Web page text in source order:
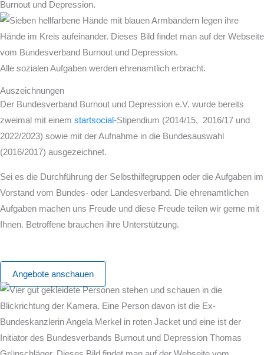
Alle sozialen Aufgaben werden ehrenamtlich erbracht.
Auszeichnungen
Der Bundesverband Burnout und Depression e.V. wurde bereits
zweimal mit einem startsocial-Stipendium (2014/15, 2016/17 und
2022/2023) sowie mit der Aufnahme in die Bundesauswahl
(2016/2017) ausgezeichnet.
Sei es die Durchführung der Selbsthilfegruppen oder die Aufgaben im
Vorstand vom Bundes- oder Landesverband. Die ehrenamtlichen
Aufgaben machen uns Freude und diese Freude teilen wir gerne mit
Ihnen. Betroffene brauchen ihre Unterstützung.
Angebote anschauen